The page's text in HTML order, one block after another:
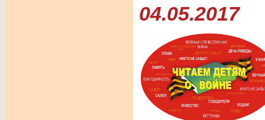
04.05.2017